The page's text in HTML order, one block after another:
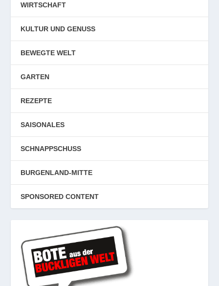
WIRTSCHAFT
KULTUR UND GENUSS
BEWEGTE WELT
GARTEN
REZEPTE
SAISONALES
SCHNAPPSCHUSS
BURGENLAND-MITTE
SPONSORED CONTENT